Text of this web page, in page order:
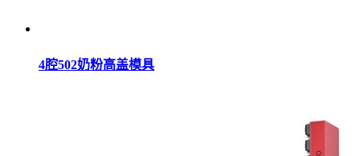
4腔502奶粉高盖模具